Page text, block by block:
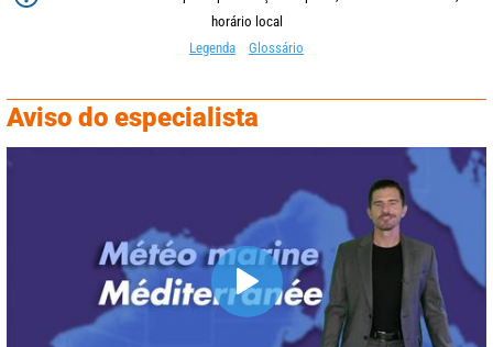
horário local
Legenda
Glossário
Aviso do especialista